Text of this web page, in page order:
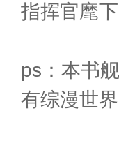
指挥官麾
ps：本书
有综漫世